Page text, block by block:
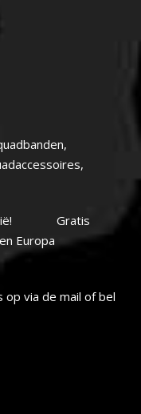
Gratis
Europa
op via de mail of bel